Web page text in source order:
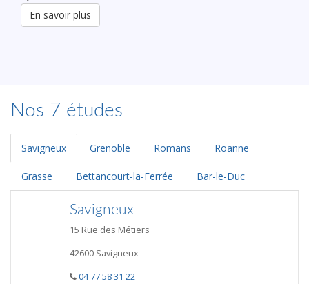
En savoir plus
Nos 7 études
Savigneux Grenoble Romans Roanne
Grasse Bettancourt-la-Ferrée Bar-le-Duc
Savigneux
15 Rue des Métiers
42600 Savigneux
04 77 58 31 22